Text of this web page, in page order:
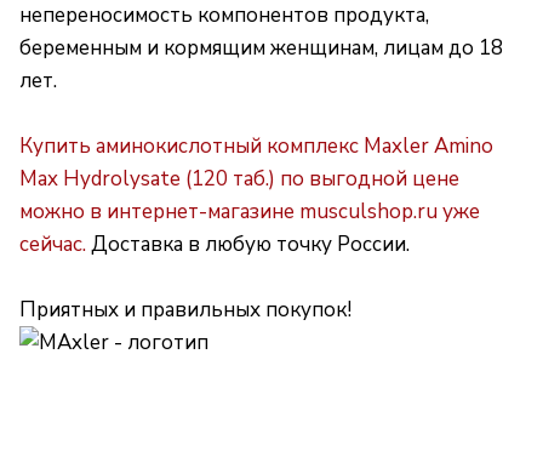
непереносимость компонентов продукта,
беременным и кормящим женщинам, лицам до 18
лет.
Купить аминокислотный комплекс Maxler Amino
Max Hydrolysate (120 таб.) по выгодной цене
можно в интернет-магазине musculshop.ru уже
сейчас.Доставка в любую точку России.
Приятных и правильных покупок!